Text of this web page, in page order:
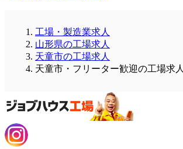
工場・製造業求人
山形県の工場求人
天童市の工場求人
天童市・フリーター歓迎の工場求人